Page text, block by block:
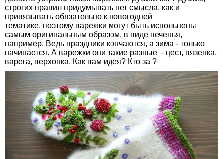
строгих правил придумывать нет смысла, как и
привязывать обязательно к новогодней
тематике, поэтому варежки могут быть испольнены
самым оригинальным образом, в виде печенья,
например. Ведь праздники кончаются, а зима - только
начинается. А варежки они такие разные - цест, вязенка,
варега, верхонка. Как вам идея? Кто за ?